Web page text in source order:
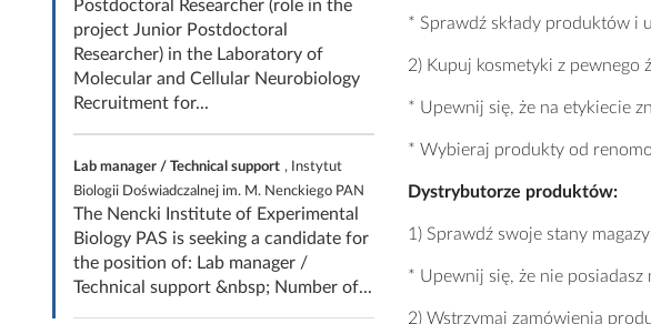
Postdoctoral Researcher (role in the
project Junior Postdoctoral
Researcher) in the Laboratory of
Molecular and Cellular Neurobiology
Recruitment for...
Lab manager / Technical support , Instytut
Biologii Doświadczalnej im. M. Nenckiego PAN
The Nencki Institute of Experimental
Biology PAS is seeking a candidate for
the position of: Lab manager /
Technical support &nbsp; Number of...
* Sprawdź składy produktów i
2) Kupuj kosmetyki z pewnego
* Upewnij się, że na etykiecie
* Wybieraj produkty od
Dystrybutorze produktów:
1) Sprawdź swoje stany
* Upewnij się, że nie
2) Wstrzymaj zamówienia